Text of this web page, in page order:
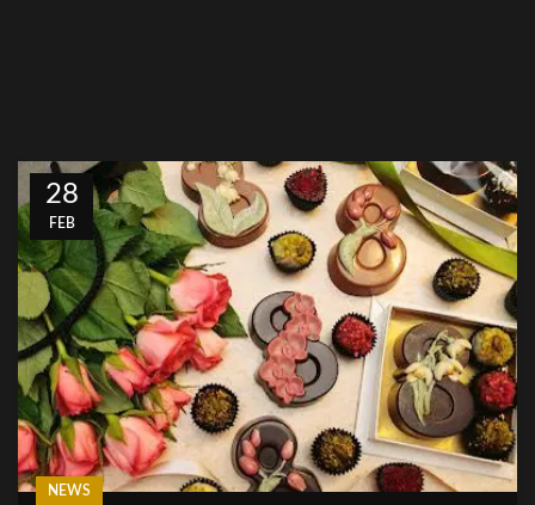
28
FEB
NEWS